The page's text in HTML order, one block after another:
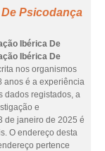
Psicodança
Ibérica De
Ibérica De
nos organismos
anos é a experiência
dados registados, a
e
de janeiro de 2025 é
O endereço desta
pertence